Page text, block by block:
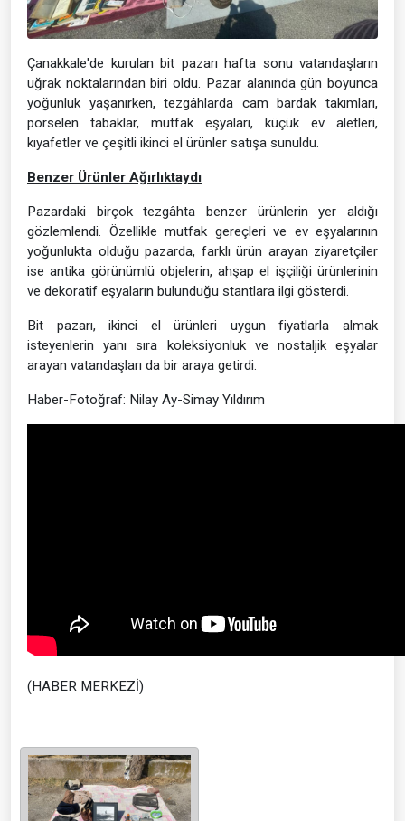
Çanakkale'de kurulan bit pazarı hafta sonu vatandaşların
uğrak noktalarından biri oldu. Pazar alanında gün boyunca
yoğunluk yaşanırken, tezgâhlarda cam bardak takımları,
porselen tabaklar, mutfak eşyaları, küçük ev aletleri,
kıyafetler ve çeşitli ikinci el ürünler satışa sunuldu.
Benzer Ürünler Ağırlıktaydı
Pazardaki birçok tezgâhta benzer ürünlerin yer aldığı
gözlemlendi. Özellikle mutfak gereçleri ve ev eşyalarının
yoğunlukta olduğu pazarda, farklı ürün arayan ziyaretçiler
ise antika görünümlü objelerin, ahşap el işçiliği ürünlerinin
ve dekoratif eşyaların bulunduğu stantlara ilgi gösterdi.
Bit pazarı, ikinci el ürünleri uygun fiyatlarla almak
isteyenlerin yanı sıra koleksiyonluk ve nostaljik eşyalar
arayan vatandaşları da bir araya getirdi.
Haber-Fotoğraf: Nilay Ay-Simay Yıldırım
(HABER MERKEZİ)